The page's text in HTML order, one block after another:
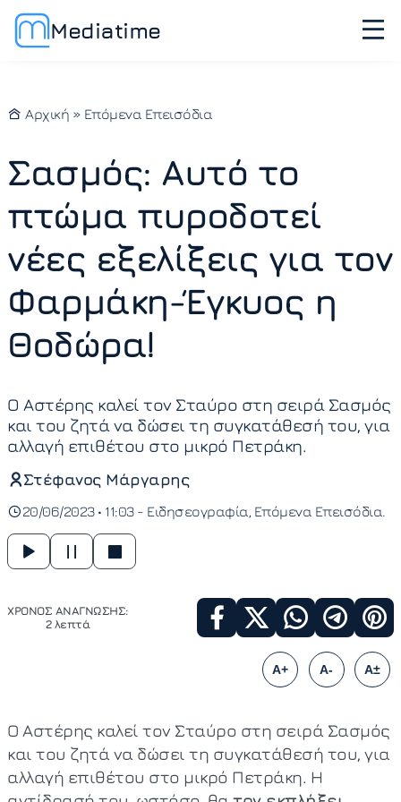
Mediatime
Αρχική » Επόμενα Επεισόδια
Σασμός: Αυτό το
πτώμα πυροδοτεί
νέες εξελίξεις για τον
Φαρμάκη-Έγκυος η
Θοδώρα!
O Αστέρης καλεί τον Σταύρο στη σειρά Σασμός
και του ζητά να δώσει τη συγκατάθεσή του, για
αλλαγή επιθέτου στο μικρό Πετράκη.
Στέφανος Μάργαρης
20/06/2023 • 11:03 - Ειδησεογραφία Επόμενα Επεισόδια
ΧΡΟΝΟΣ ΑΝΑΓΝΩΣΗΣ:
2 λεπτά
A+ A- A±
O Αστέρης καλεί τον Σταύρο στη σειρά Σασμός
και του ζητά να δώσει τη συγκατάθεσή του, για
αλλαγή επιθέτου στο μικρό Πετράκη. Η